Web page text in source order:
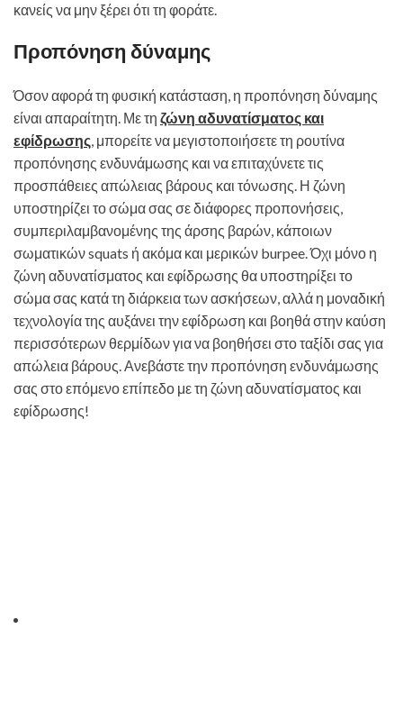
κανείς να μην ξέρει ότι τη φοράτε.
Προπόνηση δύναμης
Όσον αφορά τη φυσική κατάσταση, η προπόνηση δύναμης
είναι απαραίτητη. Με τη ζώνη αδυνατίσματος και
εφίδρωσης, μπορείτε να μεγιστοποιήσετε τη ρουτίνα
προπόνησης ενδυνάμωσης και να επιταχύνετε τις
προσπάθειες απώλειας βάρους και τόνωσης. Η ζώνη
υποστηρίζει το σώμα σας σε διάφορες προπονήσεις,
συμπεριλαμβανομένης της άρσης βαρών, κάποιων
σωματικών squats ή ακόμα και μερικών burpee. Όχι μόνο η
ζώνη αδυνατίσματος και εφίδρωσης θα υποστηρίξει το
σώμα σας κατά τη διάρκεια των ασκήσεων, αλλά η μοναδική
τεχνολογία της αυξάνει την εφίδρωση και βοηθά στην καύση
περισσότερων θερμίδων για να βοηθήσει στο ταξίδι σας για
απώλεια βάρους. Ανεβάστε την προπόνηση ενδυνάμωσης
σας στο επόμενο επίπεδο με τη ζώνη αδυνατίσματος και
εφίδρωσης!